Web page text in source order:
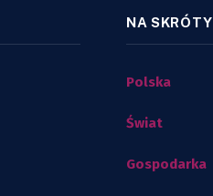
NA SKRÓTY
Polska
Świat
Gospodarka